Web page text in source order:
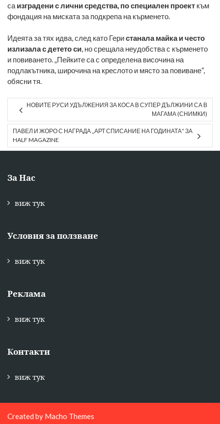
са изградени с лични средства, по специален проект към
фондация на миската за подкрепа на кърменето.
Идеята за тях идва, след като Геристанала майка и често
излизала с детето си, но срещала неудобства с кърменето
и повиването. „Пейките са с определена височина на
подлакътника, широчина на креслото и място за повиване“,
обясни тя.
НОВИТЕ РУСИ УДЪЛЖЕНИЯ ЗА КОСА В СУПЕР ДЪЛЖИНИ СА В
МАГАМА (СНИМКИ)
ПАВЕЛ И ЖОРО С НАГРАДА „АРТ СПИСАНИЕ НА ГОДИНАТА“ ЗА
HALF MAGAZINE
За Нас
виж тук
Условия за ползване
виж тук
Реклама
виж тук
Контакти
виж тук
Created by Macho Themes